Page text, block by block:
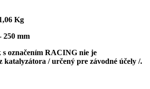
Kg
250 mm
s označením RACING nie je
katalyzátora / určený pre závodné účely /.